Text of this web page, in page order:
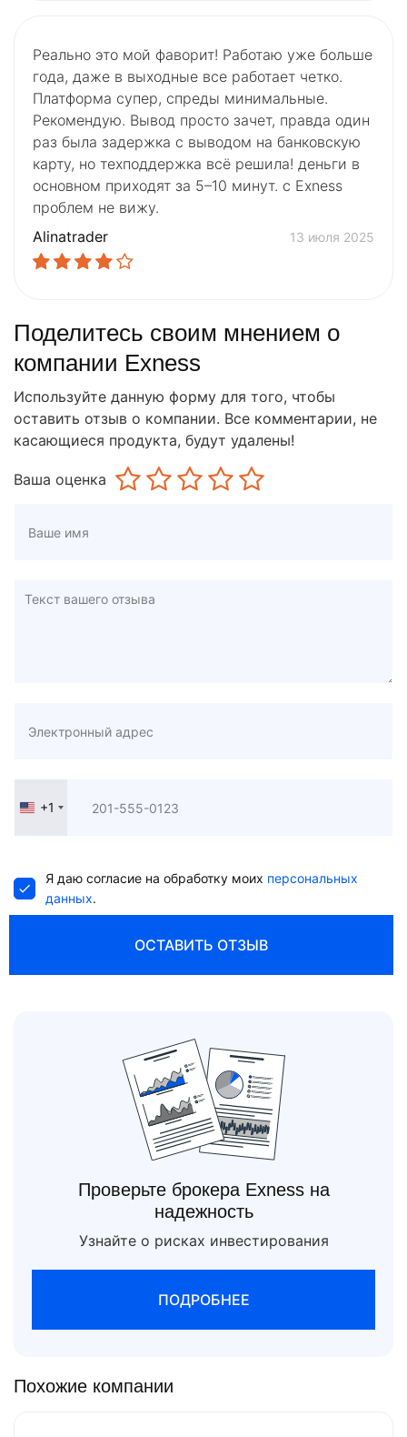
Реально это мой фаворит! Работаю уже больше
года, даже в выходные все работает четко.
Платформа супер, спреды минимальные.
Рекомендую. Вывод просто зачет, правда один
раз была задержка с выводом на банковскую
карту, но техподдержка всё решила! деньги в
основном приходят за 5–10 минут. с Exness
проблем не вижу.
Alinatrader
13 июля 2025
Поделитесь своим мнением о
компании Exness
Используйте данную форму для того, чтобы
оставить отзыв о компании. Все комментарии, не
касающиеся продукта, будут удалены!
Ваша оценка
United
+1
Я даю согласие на обработку моих персональных
данных.
ОСТАВИТЬ ОТЗЫВ
Проверьте брокера Exness на
надежность
Узнайте о рисках инвестирования
ПОДРОБНЕЕ
Похожие компании